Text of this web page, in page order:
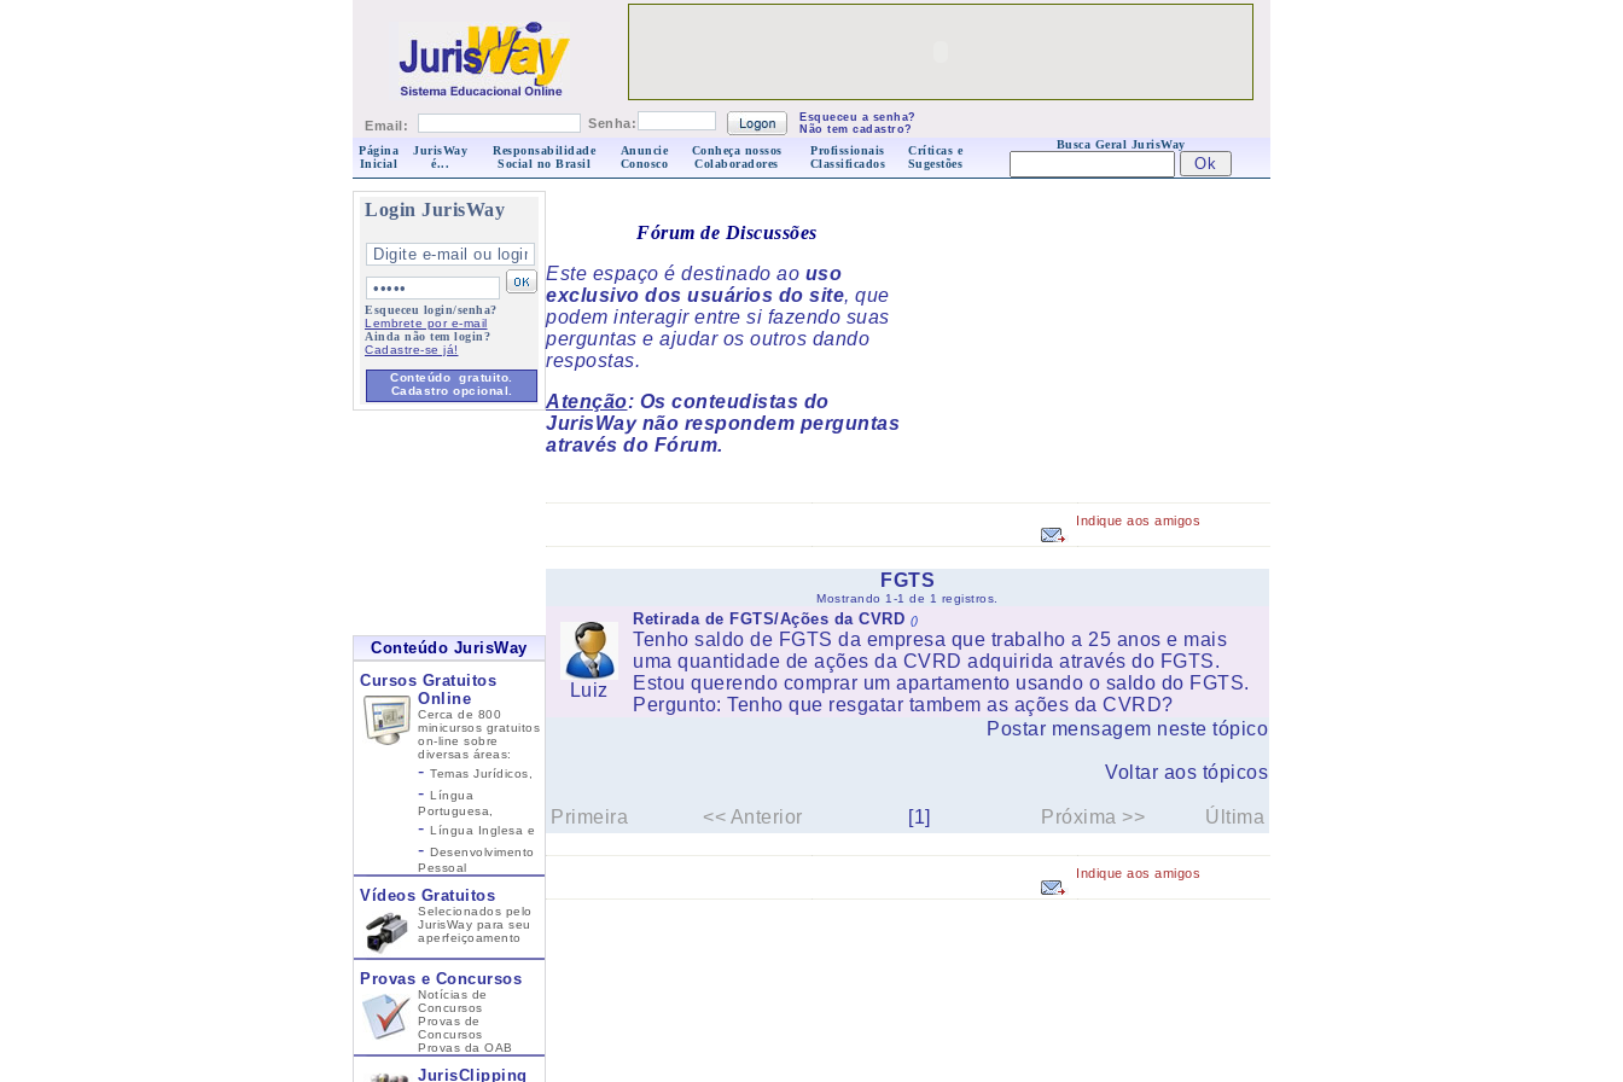
Email: Senha:
Esqueceu a senha?
Não tem cadastro?
Página
Inicial
JurisWay
é...
Responsabilidade
Social no Brasil
Anuncie
Conosco
Conheça nossos
Colaboradores
Profissionais
Classificados
Críticas e
Sugestões
Busca Geral JurisWay
Login JurisWay
Esqueceu login/senha?
Lembrete por e-mail
Ainda não tem login?
Cadastre-se já!
Conteúdo gratuito.
Cadastro opcional.
Conteúdo JurisWay
Cursos Gratuitos
Online
Cerca de 800
minicursos gratuitos
on-line sobre
diversas áreas:
- Temas Jurídicos,
- Língua
Portuguesa,
- Língua Inglesa e
- Desenvolvimento
Pessoal
Vídeos Gratuitos
Selecionados pelo
JurisWay para seu
aperfeiçoamento
Provas e Concursos
Notícias de
Concursos
Provas de
Concursos
Provas da OAB
JurisClipping
Fórum de Discussões
Este espaço é destinado ao uso
exclusivo dos usuários do site, que
podem interagir entre si fazendo suas
perguntas e ajudar os outros dando
respostas.
Atenção: Os conteudistas do
JurisWay não respondem perguntas
através do Fórum.
Indique aos amigos
FGTS
Mostrando 1-1 de 1 registros.
Luiz
Retirada de FGTS/Ações da CVRD ()
Tenho saldo de FGTS da empresa que trabalho a 25 anos e mais
uma quantidade de ações da CVRD adquirida através do FGTS.
Estou querendo comprar um apartamento usando o saldo do FGTS.
Pergunto: Tenho que resgatar tambem as ações da CVRD?
Postar mensagem neste tópico
Voltar aos tópicos
Primeira << Anterior [1] Próxima >> Última
Indique aos amigos